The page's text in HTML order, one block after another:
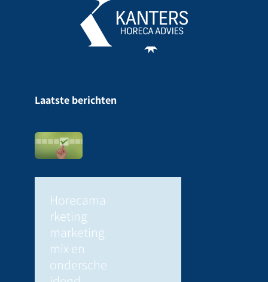
Laatste berichten
Horecama
rketing
marketing
mix en
ondersche